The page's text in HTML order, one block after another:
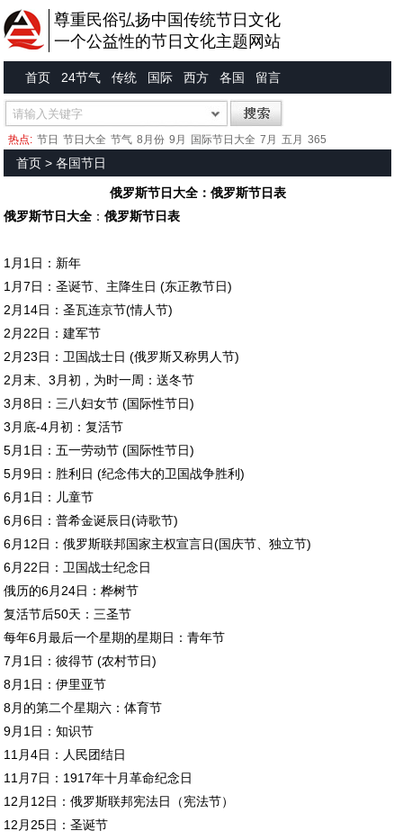
尊重民俗弘扬中国传统节日文化
一个公益性的节日文化主题网站
首页 24节气 传统 国际 西方 各国 留言
热点: 节日 节日大全 节气 8月份 9月 国际节日大全 7月 五月 365
首页 >各国节日
俄罗斯节日大全：俄罗斯节日表
俄罗斯节日大全 ：俄罗斯节日表
1月1日：新年
1月7日：圣诞节、主降生日 (东正教节日)
2月14日：圣瓦连京节(情人节)
2月22日：建军节
2月23日：卫国战士日 (俄罗斯又称男人节)
2月末、3月初，为时一周：送冬节
3月8日：三八妇女节 (国际性节日)
3月底-4月初：复活节
5月1日：五一劳动节 (国际性节日)
5月9日：胜利日 (纪念伟大的卫国战争胜利)
6月1日：儿童节
6月6日：普希金诞辰日(诗歌节)
6月12日：俄罗斯联邦国家主权宣言日(国庆节、独立节)
6月22日：卫国战士纪念日
俄历的6月24日：桦树节
复活节后50天：三圣节
每年6月最后一个星期的星期日：青年节
7月1日：彼得节 (农村节日)
8月1日：伊里亚节
8月的第二个星期六：体育节
9月1日：知识节
11月4日：人民团结日
11月7日：1917年十月革命纪念日
12月12日：俄罗斯联邦宪法日（宪法节）
12月25日：圣诞节